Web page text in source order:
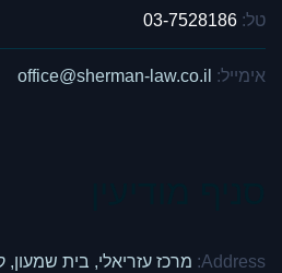
טל: 03-7528186
אימייל: office@sherman-law.co.il
Address: